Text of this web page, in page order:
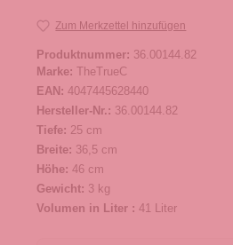
Zum Merkzettel hinzufügen
Produktnummer: 36.00144.82
Marke: TheTrueC
EAN: 4047445628440
Hersteller-Nr.: 36.00144.82
Tiefe: 25 cm
Breite: 36,5 cm
Höhe: 46 cm
Gewicht: 3 kg
Volumen in Liter : 41 Liter